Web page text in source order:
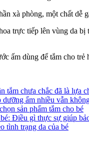
xà phòng, một chất dễ
trực tiếp lên vùng da bị
ấm dùng để tắm cho
tắm chưa chắc đã là lựa
ẩm nhiều vẫn
sản phẩm tắm cho bé
Điều gì thực sự giúp
tình trạng da của bé